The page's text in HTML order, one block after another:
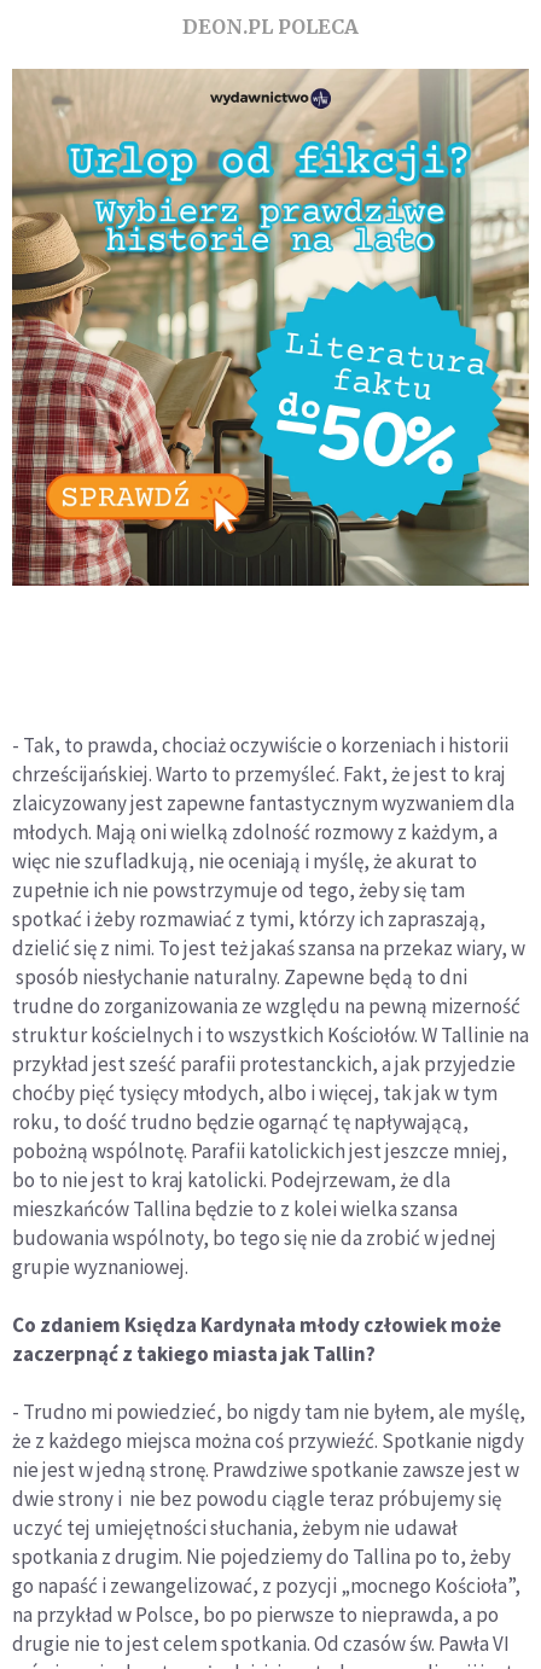
DEON.PL POLECA
- Tak, to prawda, chociaż oczywiście o korzeniach i historii
chrześcijańskiej. Warto to przemyśleć. Fakt, że jest to kraj
zlaicyzowany jest zapewne fantastycznym wyzwaniem dla
młodych. Mają oni wielką zdolność rozmowy z każdym, a
więc nie szufladkują, nie oceniają i myślę, że akurat to
zupełnie ich nie powstrzymuje od tego, żeby się tam
spotkać i żeby rozmawiać z tymi, którzy ich zapraszają,
dzielić się z nimi. To jest też jakaś szansa na przekaz wiary, w
sposób niesłychanie naturalny. Zapewne będą to dni
trudne do zorganizowania ze względu na pewną mizerność
struktur kościelnych i to wszystkich Kościołów. W Tallinie na
przykład jest sześć parafii protestanckich, a jak przyjedzie
choćby pięć tysięcy młodych, albo i więcej, tak jak w tym
roku, to dość trudno będzie ogarnąć tę napływającą,
pobożną wspólnotę. Parafii katolickich jest jeszcze mniej,
bo to nie jest to kraj katolicki. Podejrzewam, że dla
mieszkańców Tallina będzie to z kolei wielka szansa
budowania wspólnoty, bo tego się nie da zrobić w jednej
grupie wyznaniowej.
Co zdaniem Księdza Kardynała młody człowiek może
zaczerpnąć z takiego miasta jak Tallin?
- Trudno mi powiedzieć, bo nigdy tam nie byłem, ale myślę,
że z każdego miejsca można coś przywieźć. Spotkanie nigdy
nie jest w jedną stronę. Prawdziwe spotkanie zawsze jest w
dwie strony i nie bez powodu ciągle teraz próbujemy się
uczyć tej umiejętności słuchania, żebym nie udawał
spotkania z drugim. Nie pojedziemy do Tallina po to, żeby
go napaść i zewangelizować, z pozycji „mocnego Kościoła”,
na przykład w Polsce, bo po pierwsze to nieprawda, a po
drugie nie to jest celem spotkania. Od czasów św. Pawła VI